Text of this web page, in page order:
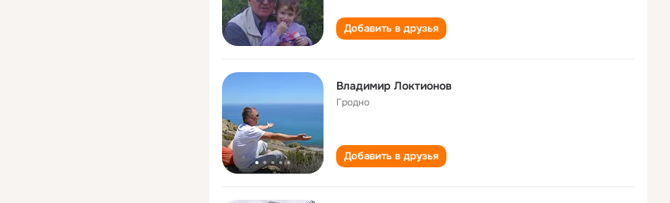
Добавить в друзья
Владимир Локтионов
Гродно
Добавить в друзья